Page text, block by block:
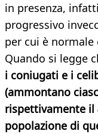
in presenza,
progressivo
per cui è
Quando si legge
i coniugati e i
(ammontano
rispettivamente il
popolazione di